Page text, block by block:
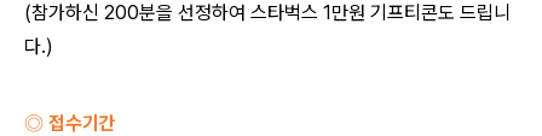
(참가하신 200분을 선정하여 스타벅스 1만원 기프티콘도 드립니
다.)
◎ 접수기간